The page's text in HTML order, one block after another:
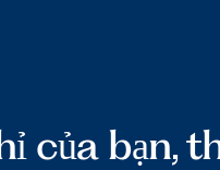
của bạn,